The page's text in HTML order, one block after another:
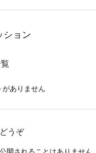
ション
がありません
うぞ